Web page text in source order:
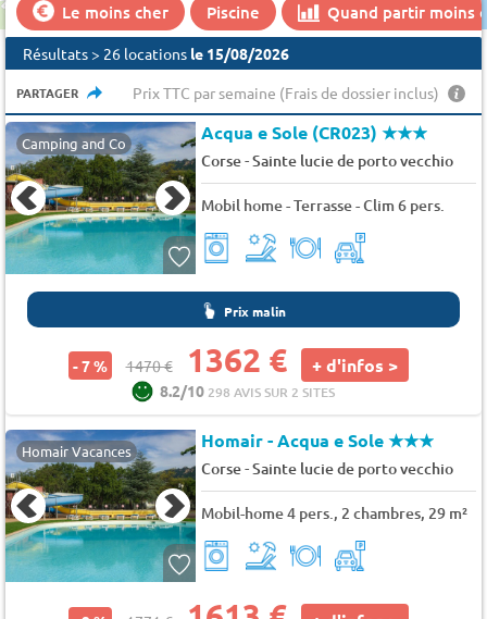
Le moins cher Piscine Quand partir moins
Résultats > 26 locations le 15/08/2026
PARTAGER Prix TTC par semaine (Frais de dossier inclus)
Camping and Co Acqua e Sole (CR023)★★★
Corse-Sainte lucie de porto vecchio
Mobil home - Terrasse - Clim 6 pers.
Prix malin
- 7 % 1470 € 1362 € + d'infos >
8.2/10 298 AVIS SUR 2 SITES
Homair Vacances Homair - Acqua e Sole★★★
Corse-Sainte lucie de porto vecchio
Mobil-home 4 pers., 2 chambres, 29 m²